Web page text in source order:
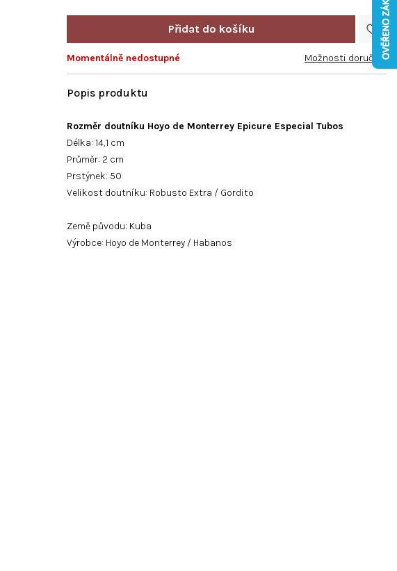
z
Rozměr doutníku Hoyo de Monterrey Epicure Especial Tubos
Délka: 14,1 cm
Průměr: 2 cm
Prstýnek: 50
Velikost doutníku: Robusto Extra / Gordito
Země původu: Kuba
Výrobce: Hoyo de Monterrey / Habanos
Momentálně nedostupné Možnosti doručení